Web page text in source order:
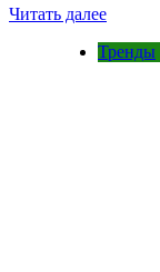
Читать далее
Тренды